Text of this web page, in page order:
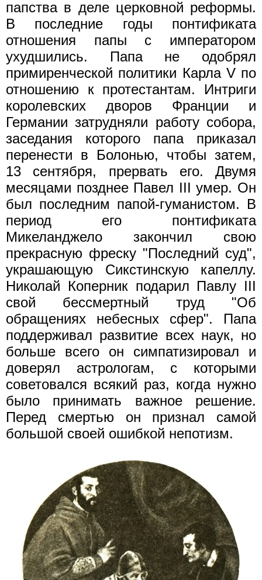
папства в деле церковной реформы.
В последние годы понтификата
отношения папы с императором
ухудшились. Папа не одобрял
примиренческой политики Карла V по
отношению к протестантам. Интриги
королевских дворов Франции и
Германии затрудняли работу собора,
заседания которого папа приказал
перенести в Болонью, чтобы затем,
13 сентября, прервать его. Двумя
месяцами позднее Павел III умер. Он
был последним папой-гуманистом. В
период его понтификата
Микеланджело закончил свою
прекрасную фреску "Последний суд",
украшающую Сикстинскую капеллу.
Николай Коперник подарил Павлу III
свой бессмертный труд "Об
обращениях небесных сфер". Папа
поддерживал развитие всех наук, но
больше всего он симпатизировал и
доверял астрологам, с которыми
советовался всякий раз, когда нужно
было принимать важное решение.
Перед смертью он признал самой
большой своей ошибкой непотизм.